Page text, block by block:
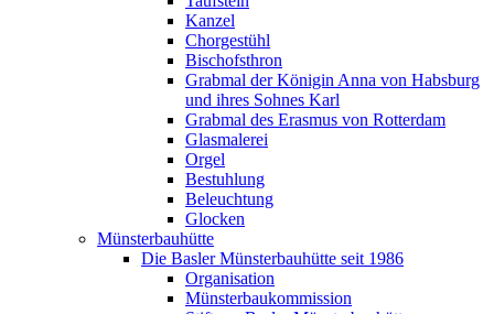
Kanzel
Chorgestühl
Bischofsthron
Grabmal der Königin Anna von Habsburg
und ihres Sohnes Karl
Grabmal des Erasmus von Rotterdam
Glasmalerei
Orgel
Bestuhlung
Beleuchtung
Glocken
Münsterbauhütte
Die Basler Münsterbauhütte seit 1986
Organisation
Münsterbaukommission